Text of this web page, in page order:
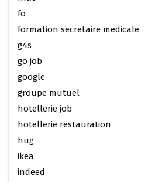
fo
formation secretaire medicale
g4s
go job
google
groupe mutuel
hotellerie job
hotellerie restauration
hug
ikea
indeed